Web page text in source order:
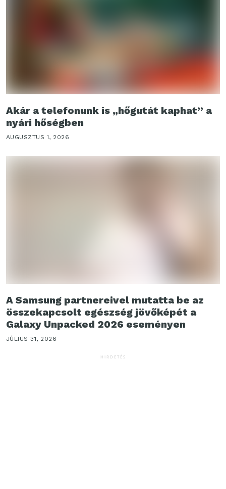
Akár a telefonunk is „hőgutát kaphat” a
nyári hőségben
AUGUSZTUS 1, 2026
A Samsung partnereivel mutatta be az
összekapcsolt egészség jövőképét a
Galaxy Unpacked 2026 eseményen
JÚLIUS 31, 2026
HIRDETÉS